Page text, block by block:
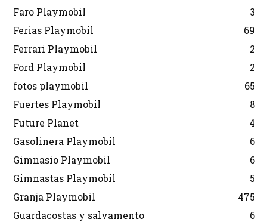
Faro Playmobil
3
Ferias Playmobil
69
Ferrari Playmobil
2
Ford Playmobil
2
fotos playmobil
65
Fuertes Playmobil
8
Future Planet
4
Gasolinera Playmobil
6
Gimnasio Playmobil
6
Gimnastas Playmobil
5
Granja Playmobil
475
Guardacostas y salvamento
6